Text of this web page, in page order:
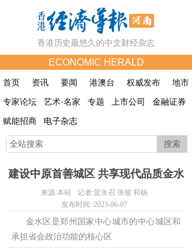
首页 资讯 要闻 港澳台 权威发布
地市
专家论坛
艺术·名家 专题 上市公司
金融证券
赋能招商
电子杂志
ECONOMIC HERALD
香港历史最悠久的中文财经杂志
搜索
建设中原首善城区 共享现代品质金水
来源:本站 记者:贺永召 张坡 和杨
发布时间 :2023-06-07
金水区是郑州国家中心城市的中心城区和
承担省会政治功能的核心区